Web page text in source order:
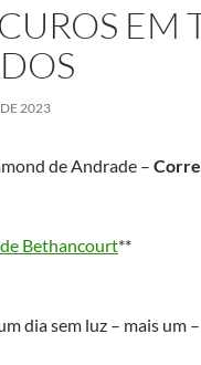
EM
2023
de Andrade –
Bethancourt**
dia sem luz – mais um